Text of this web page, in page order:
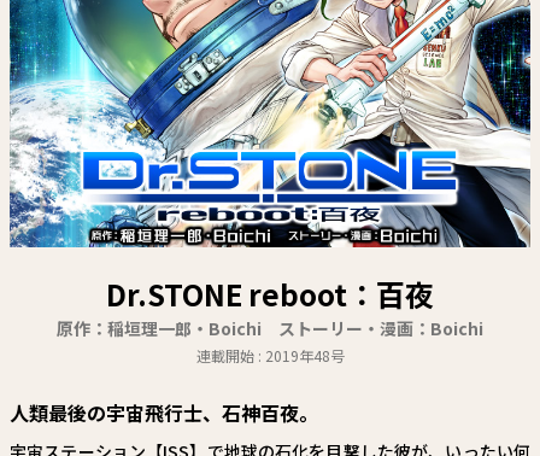
雑誌
定期購読
イチオシ情報
漫画賞
関連情報
関連リンク
Dr.STONE reboot：百夜
原作：稲垣理一郎・Boichi ストーリー・漫画：Boichi
連載開始 : 2019年48号
人類最後の宇宙飛行士、石神百夜。
宇宙ステーション【ISS】で地球の石化を目撃した彼が、いったい何